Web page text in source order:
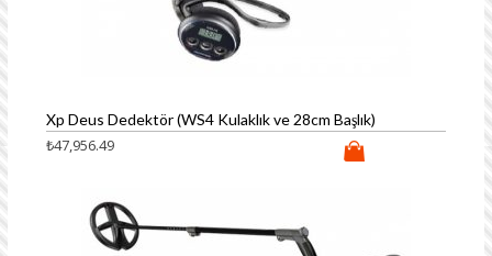
Xp Deus Dedektör (WS4 Kulaklık ve 28cm Başlık)
₺47,956.49